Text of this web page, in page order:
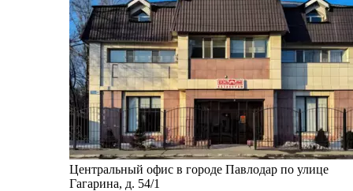
Центральный офис в городе Павлодар по улице
Гагарина, д. 54/1